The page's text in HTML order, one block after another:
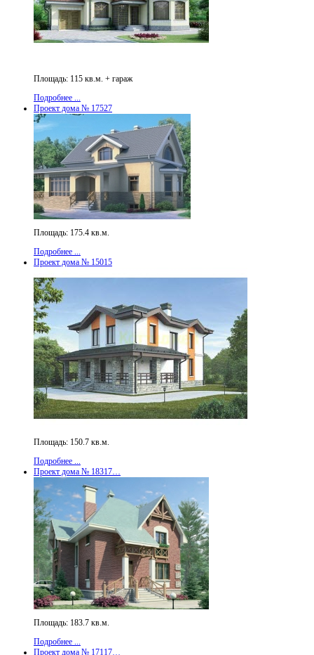
Площадь: 115 кв.м. + гараж
Подробнее ...
Проект дома № 17527
Площадь: 175.4 кв.м.
Подробнее ...
Проект дома № 15015
Площадь: 150.7 кв.м.
Подробнее ...
Проект дома № 18317…
Площадь: 183.7 кв.м.
Подробнее ...
Проект дома № 17117…